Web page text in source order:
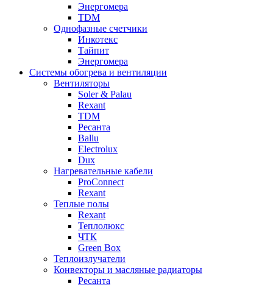
Энергомера
TDM
Однофазные счетчики
Инкотекс
Тайпит
Энергомера
Системы обогрева и вентиляции
Вентиляторы
Soler & Palau
Rexant
TDM
Ресанта
Ballu
Electrolux
Dux
Нагревательные кабели
ProConnect
Rexant
Теплые полы
Rexant
Теплолюкс
ЧТК
Green Box
Теплоизлучатели
Конвекторы и масляные радиаторы
Ресанта